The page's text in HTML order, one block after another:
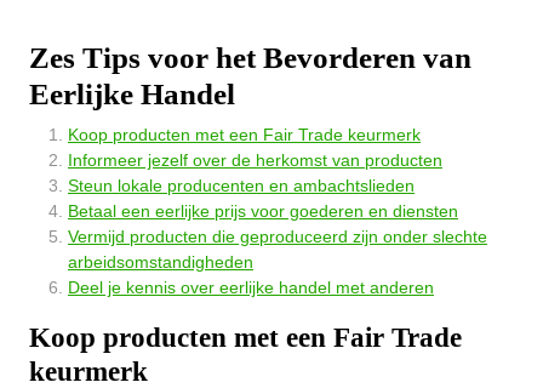
Zes Tips voor het Bevorderen van
Eerlijke Handel
Koop producten met een Fair Trade keurmerk
Informeer jezelf over de herkomst van producten
Steun lokale producenten en ambachtslieden
Betaal een eerlijke prijs voor goederen en diensten
Vermijd producten die geproduceerd zijn onder slechte
arbeidsomstandigheden
Deel je kennis over eerlijke handel met anderen
Koop producten met een Fair Trade
keurmerk